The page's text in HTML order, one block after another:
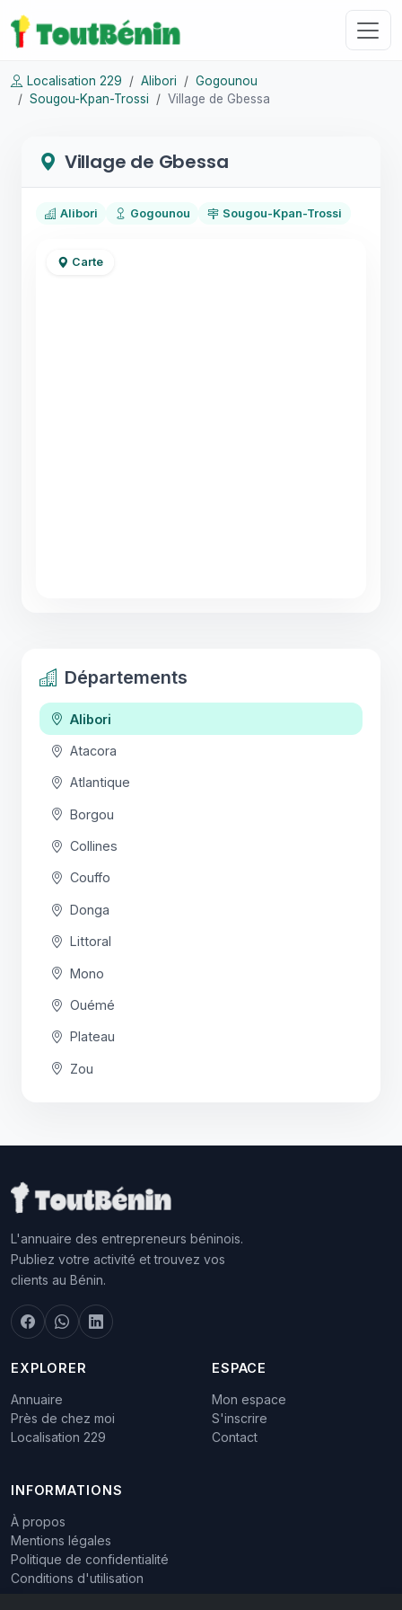
Localisation 229 Alibori
Gogounou
Sougou-Kpan-Trossi
Village de Gbessa
Village de Gbessa
Alibori Gogounou Sougou-Kpan-Trossi
Carte
Départements
Alibori
Atacora
Atlantique
Borgou
Collines
Couffo
Donga
Littoral
Mono
Ouémé
Plateau
Zou
L'annuaire des entrepreneurs béninois.
Publiez votre activité et trouvez vos
clients au Bénin.
EXPLORER
Annuaire
Près de chez moi
Localisation 229
ESPACE
Mon espace
S'inscrire
Contact
INFORMATIONS
À propos
Mentions légales
Politique de confidentialité
Conditions d'utilisation